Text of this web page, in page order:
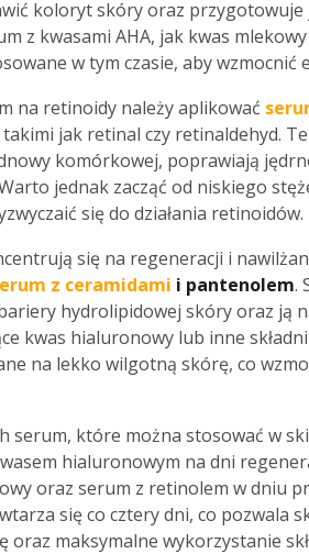
koloryt skóry oraz przygotowuje
z kwasami AHA, jak kwas
w tym czasie, aby wzmocnić
na retinoidy należy aplikować
jak retinal czy retinaldehyd. Te
komórkowej, poprawiają
jednak zacząć od niskiego
się do działania retinoidów.
się na regeneracji i
z ceramidami i pantenolem.
hydrolipidowej skóry oraz ją
kwas hialuronowy lub inne
na lekko wilgotną skórę, co
serum, które można stosować w
hialuronowym na dni
oraz serum z retinolem w dniu
się co cztery dni, co pozwala
oraz maksymalne wykorzystanie